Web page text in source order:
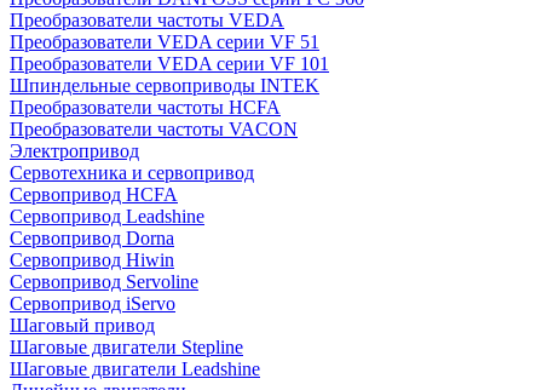
Преобразователи частоты VEDA
Преобразователи VEDA серии VF 51
Преобразователи VEDA серии VF 101
Шпиндельные сервоприводы INTEK
Преобразователи частоты HCFA
Преобразователи частоты VACON
Электропривод
Сервотехника и сервопривод
Сервопривод HCFA
Сервопривод Leadshine
Сервопривод Dorna
Сервопривод Hiwin
Сервопривод Servoline
Сервопривод iServo
Шаговый привод
Шаговые двигатели Stepline
Шаговые двигатели Leadshine